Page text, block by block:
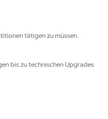
tätigen zu müssen.
bis zu technischen Upgrades